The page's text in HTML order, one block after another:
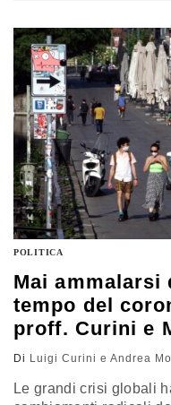
Salvini, si esprimono
stesso. In particolare
POLITICA
Mai ammalarsi
tempo del
proff. Curini e
Di Luigi Curini e Andrea
Le grandi crisi globali